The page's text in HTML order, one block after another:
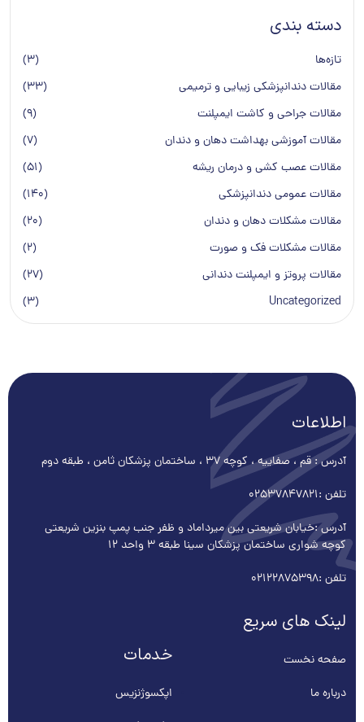
دسته بندی
تازه‌ها
(3)
مقالات دندانپزشکی زیبایی و ترمیمی
(33)
مقالات جراحی و کاشت ایمپلنت
(9)
مقالات آموزشی بهداشت دهان و دندان
(7)
مقالات عصب کشی و درمان ریشه
(51)
مقالات عمومی دندانپزشكی
(140)
مقالات مشکلات دهان و دندان
(20)
مقالات مشکلات فک و صورت
(2)
مقالات پروتز و ایمپلنت دندانی
(27)
Uncategorized
(3)
اطلاعات
آدرس : قم ، صفاییه ، کوچه ۳۷ ، ساختمان پزشکان ثامن ، طبقه دوم
تلفن :02537847821
آدرس :خیابان شریعتی بین میرداماد و ظفر جنب پمپ بنزین شریعتی
کوچه شواری ساختمان پزشکان سینا طبقه 3 واحد 12
تلفن :02122875398
لینک های سریع
صفحه نخست
درباره ما
خدمات
اپکسوژنزیس